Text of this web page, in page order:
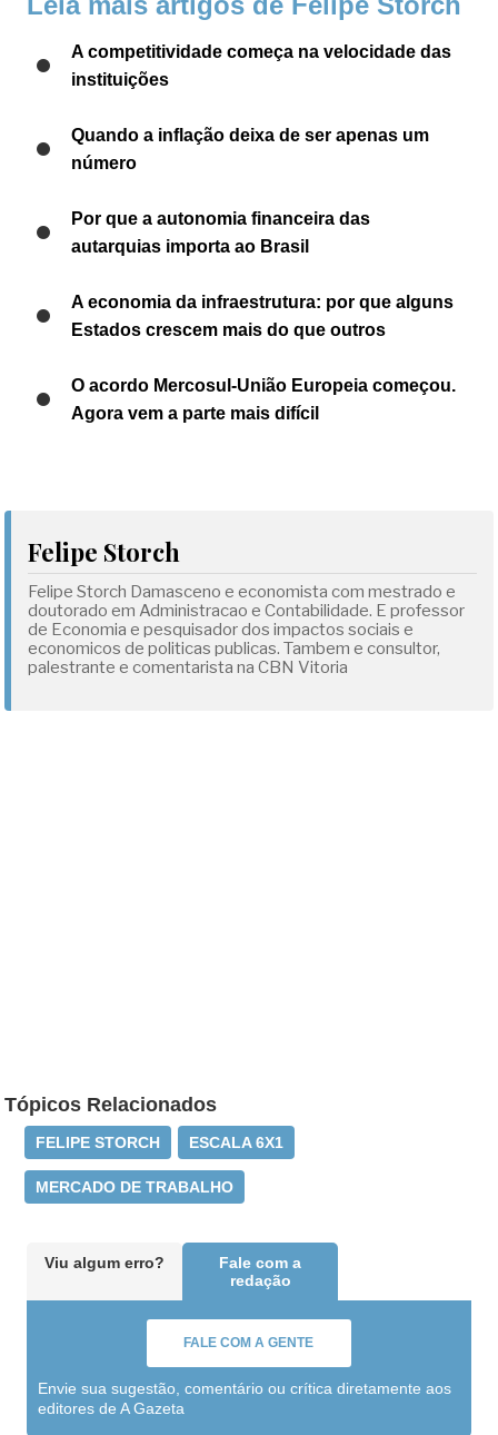
A competitividade começa na velocidade das
instituições
Quando a inflação deixa de ser apenas um
número
Por que a autonomia financeira das
autarquias importa ao Brasil
A economia da infraestrutura: por que alguns
Estados crescem mais do que outros
O acordo Mercosul-União Europeia começou.
Agora vem a parte mais difícil
Felipe Storch
Felipe Storch Damasceno e economista com mestrado e
doutorado em Administracao e Contabilidade. E professor
de Economia e pesquisador dos impactos sociais e
economicos de politicas publicas. Tambem e consultor,
palestrante e comentarista na CBN Vitoria
Tópicos Relacionados
FELIPE STORCH ESCALA 6X1
MERCADO DE TRABALHO
Viu algum erro?
Fale com a
redação
FALE COM A GENTE
Envie sua sugestão, comentário ou crítica diretamente aos
editores de A Gazeta